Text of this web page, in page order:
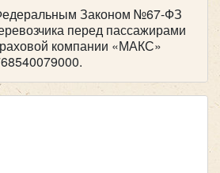
Законом №67-ФЗ
перед пассажирами
компании «МАКС»